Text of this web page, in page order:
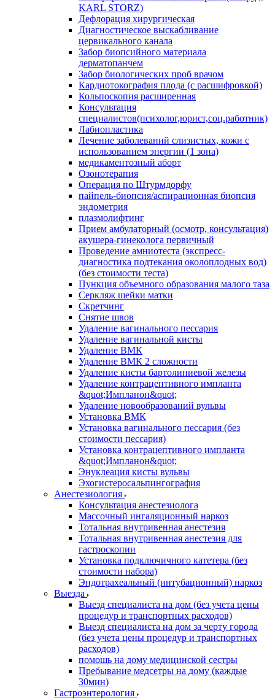
KARL STORZ)
Дефлорация хирургическая
Диагностическое выскабливание
цервикального канала
Забор биопсийного материала
дерматопанчем
Забор биологических проб врачом
Кардиотокография плода (с расшифровкой)
Кольпоскопия расширенная
Консультация
специалистов(психолог,юрист,соц.работник)
Лабиопластика
Лечение заболеваний слизистых, кожи с
использованием энергии (1 зона)
медикаментозный аборт
Озонотерапия
Операция по Штурмдорфу
пайпель-биопсия/аспирационная биопсия
эндометрия
плазмолифтинг
Прием амбулаторный (осмотр, консультация)
акушера-гинеколога первичный
Проведение амниотеста (экспресс-
диагностика подтекания околоплодных вод)
(без стоимости теста)
Пункция объемного образования малого таза
Серкляж шейки матки
Скретчинг
Снятие швов
Удаление вагинального пессария
Удаление вагинальной кисты
Удаление ВМК
Удаление ВМК 2 сложности
Удаление кисты бартолиниевой железы
Удаление контрацептивного импланта
&quot;Импланон&quot;
Удаление новообразований вульвы
Установка ВМК
Установка вагинального пессария (без
стоимости пессария)
Установка контрацептивного импланта
&quot;Импланон&quot;
Энуклеация кисты вульвы
Эхогистеросальпингография
Анестезиология
Консультация анестезиолога
Массочный ингаляционный наркоз
Тотальная внутривенная анестезия
Тотальная внутривенная анестезия для
гастроскопии
Установка подключичного катетера (без
стоимости набора)
Эндотрахеальный (интубационный) наркоз
Выезда
Выезд специалиста на дом (без учета цены
процедур и транспортных расходов)
Выезд специалиста на дом за черту города
(без учета цены процедур и транспортных
расходов)
помощь на дому медицинской сестры
Пребывание медсетры на дому (каждые
30мин)
Гастроэнтерология